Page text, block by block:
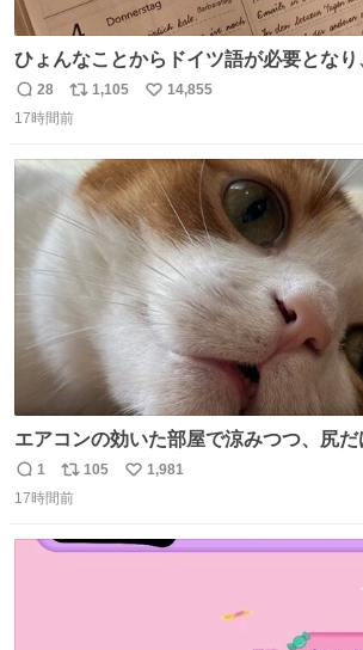
ひょんなことからドイツ語が必要とな
なる。 ちなみに最初の半年で『必携ドイツ文法総まとめ』
と『重要単語4000』を数十周して丸暗記
Geminiの添削もエラーの指摘は激減し
てもらう今日この頃。
返
信
28
リ
ポ
ト
数
1,105
い
数
14,855
17時間前
エアコンの効いた部屋で涼みつつ、尻
もはや貴族じゃん！
返
信
1
リ
ポ
ト
105
い
数
1,981
17時間前